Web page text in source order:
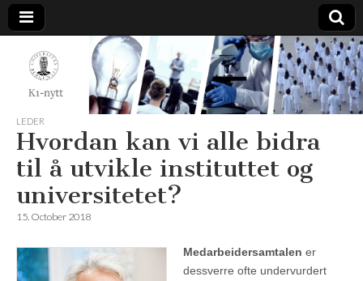
K1-
Nytt
LEDER
Hvordan kan vi alle bidra
til å utvikle instituttet og
universitetet?
15. October 2018
Medarbeidersamtalen er
dessverre ofte undervurdert